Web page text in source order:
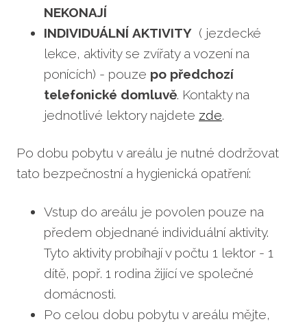
NEKONAJÍ
INDIVIDUÁLNÍ AKTIVITY ( jezdecké
lekce, aktivity se zvířaty a vození na
ponících) - pouze po předchozí
telefonické domluvě. Kontakty na
jednotlivé lektory najdete zde.
Po dobu pobytu v areálu je nutné dodržovat
tato bezpečnostní a hygienická opatření:
Vstup do areálu je povolen pouze na
předem objednané individuální aktivity.
Tyto aktivity probíhají v počtu 1 lektor - 1
dítě, popř. 1 rodina žijící ve společné
domácnosti.
Po celou dobu pobytu v areálu mějte,